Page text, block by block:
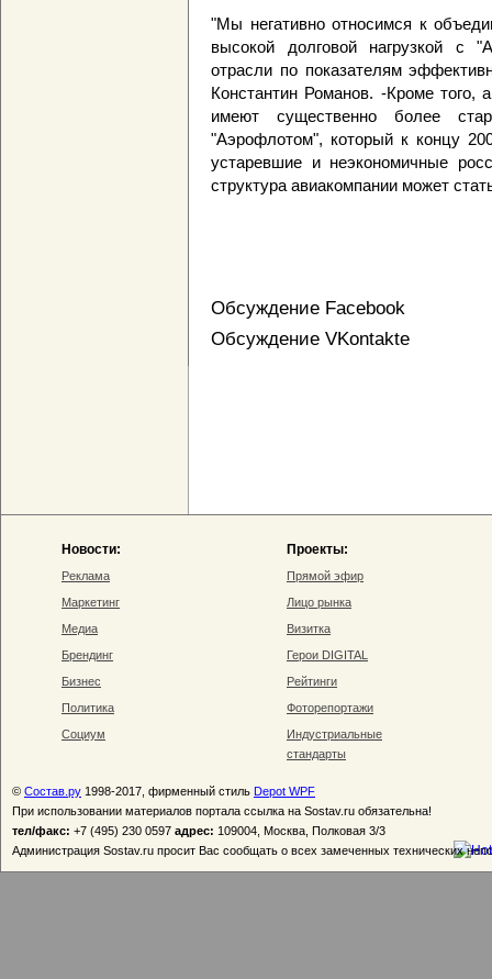
"Мы негативно относимся к
высокой долговой нагрузкой с
отрасли по показателям
Константин Романов. -Кроме того,
имеют существенно более
"Аэрофлотом", который к концу
устаревшие и неэкономичные
структура авиакомпании может
Обсуждение Facebook
Обсуждение VKontakte
Новости:
Реклама
Маркетинг
Медиа
Брендинг
Бизнес
Политика
Социум
Проекты:
Прямой эфир
Лицо рынка
Визитка
Герои DIGITAL
Рейтинги
Фоторепортажи
Индустриальные
стандарты
© Состав.ру 1998-2017, фирменный стиль Depot WPF
При использовании материалов портала ссылка на Sostav.ru обязательна!
тел/факс: +7 (495) 230 0597 адрес: 109004, Москва, Полковая 3/3
Администрация Sostav.ru просит Вас сообщать о всех замеченных технических